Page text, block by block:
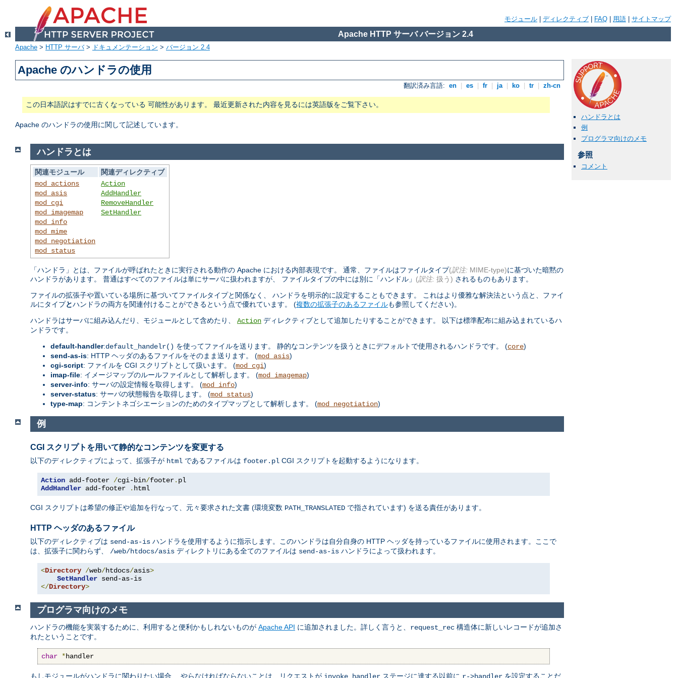
モジュール ディレクティブ FAQ 用語 サイトマップ
Apache HTTP サーバ バージョン 2.4
Apache > HTTP サーバ> ドキュメンテーション > バージョン 2.4
Apache のハンドラの使用
翻訳済み言語: en es fr ja ko tr zh-cn
この日本語訳はすでに古くなっている 可能性があります。 最近更新された内容を見るには英語版をご覧下さい。
Apache のハンドラの使用に関して記述しています。
ハンドラとは
例
プログラマ向けのメモ
参照
コメント
ハンドラとは
関連モジュール
関連ディレクティブ
mod_actions
mod_asis
mod_cgi
mod_imagemap
mod_info
mod_mime
mod_negotiation
mod_status
Action
AddHandler
RemoveHandler
SetHandler
「ハンドラ」とは、ファイルが呼ばれたときに実行される動作の Apache における内部表現です。 通常、ファイルはファイルタイプ(訳注: MIME-type)に基づいた暗黙の
ハンドラがあります。 普通はすべてのファイルは単にサーバに扱われますが、 ファイルタイプの中には別に「ハンドル」 (訳注: 扱う) されるものもあります。
ファイルの拡張子や置いている場所に基づいてファイルタイプと関係なく、 ハンドラを明示的に設定することもできます。 これはより優雅な解決法という点と、ファイ
ルにタイプとハンドラの両方を関連付けることができるという点で優れています。 (複数の拡張子のあるファイルも参照してください)。
ハンドラはサーバに組み込んだり、モジュールとして含めたり、 Action ディレクティブとして追加したりすることができます。 以下は標準配布に組み込まれているハ
ンドラです。
default-handler:default_handelr() を使ってファイルを送ります。 静的なコンテンツを扱うときにデフォルトで使用されるハンドラです。 (core)
send-as-is: HTTP ヘッダのあるファイルをそのまま送ります。 (mod_asis)
cgi-script: ファイルを CGI スクリプトとして扱います。 (mod_cgi)
imap-file: イメージマップのルールファイルとして解析します。 (mod_imagemap)
server-info: サーバの設定情報を取得します。 (mod_info)
server-status: サーバの状態報告を取得します。 (mod_status)
type-map: コンテントネゴシエーションのためのタイプマップとして解析します。 (mod_negotiation)
例
CGI スクリプトを用いて静的なコンテンツを変更する
以下のディレクティブによって、拡張子が html であるファイルは footer.pl CGI スクリプトを起動するようになります。
Action add-footer /cgi-bin/footer.
AddHandler add-footer . html
CGI スクリプトは希望の修正や追加を行なって、元々要求された文書 (環境変数 PATH_TRANSLATED で指されています) を送る責任があります。
HTTP ヘッダのあるファイル
以下のディレクティブは send-as-is ハンドラを使用するように指示します。このハンドラは自分自身の HTTP ヘッダを持っているファイルに使用されます。ここで
は、拡張子に関わらず、 /web/htdocs/asis ディレクトリにある全てのファイルは send-as-is ハンドラによって扱われます。
<Directory /web/htdocs/asis>
SetHandler
</Directory>
プログラマ向けのメモ
ハンドラの機能を実装するために、利用すると便利かもしれないものが Apache API に追加されました。詳しく言うと、 request_rec 構造体に新しいレコードが追加さ
れたということです。
char *handler
もしモジュールがハンドラに関わりたい場合、 やらなければならないことは、リクエストが ステージに達する以前に を設定することだ